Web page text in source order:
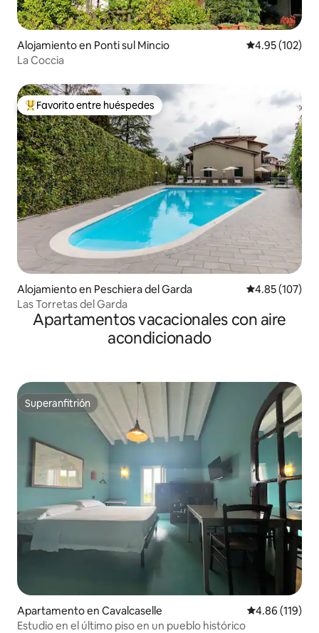
Alojamiento en Ponti sul Mincio Calificación
4.95 (102)
La Coccia
Favorito entre huéspedes preferido
Favorito entre huéspedes
Alojamiento en Peschiera del Garda Calificación
4.85 (107)
Las Torretas del Garda
Apartamentos vacacionales con aire
acondicionado
Superanfitrión
Superanfitrión
Apartamento en Cavalcaselle Calificación
4.86 (119)
Estudio en el último piso en un pueblo histórico